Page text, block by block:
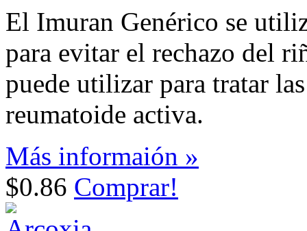
El Imuran Genérico se
para evitar el rechazo del
puede utilizar para tratar
reumatoide activa.
Más informaión »
$0.86 Comprar!